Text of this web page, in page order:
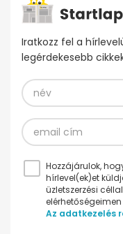
Iratkozz fel a
legérdekesebb
Hozzájárulok,
hírlevel(ek)et
üzletszerzési
Az adatkezelés